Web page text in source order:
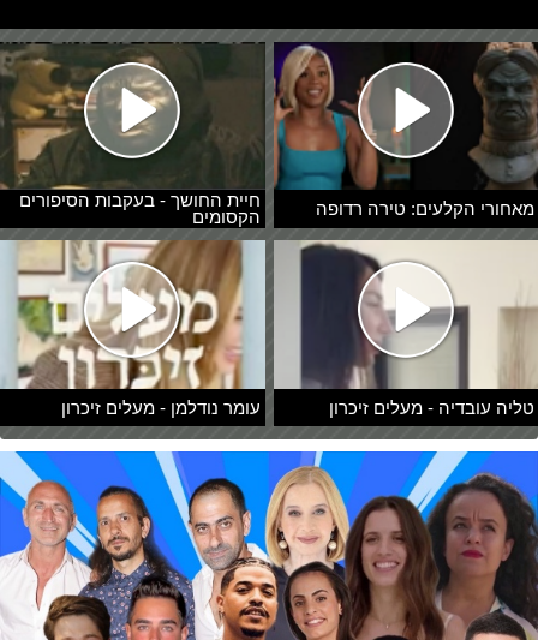
מאחורי הקלעים: טירה רדופה
חיית החושך - בעקבות הסיפורים
הקסומים
טליה עובדיה - מעלים זיכרון עומר נודלמן - מעלים זיכרון